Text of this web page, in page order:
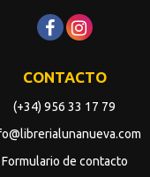
CONTACTO
(+34) 956 33 17 79
Formulario de contacto